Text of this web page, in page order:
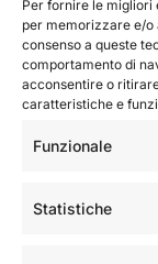
Per fornire le migliori
per memorizzare e/o
consenso a queste
comportamento di
acconsentire o
caratteristiche e
Funzionale
Statistiche